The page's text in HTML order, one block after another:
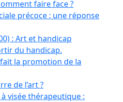
faire face ?
précoce : une réponse
: Art et handicap
du handicap.
la promotion de la
de l’art ?
visée thérapeutique :